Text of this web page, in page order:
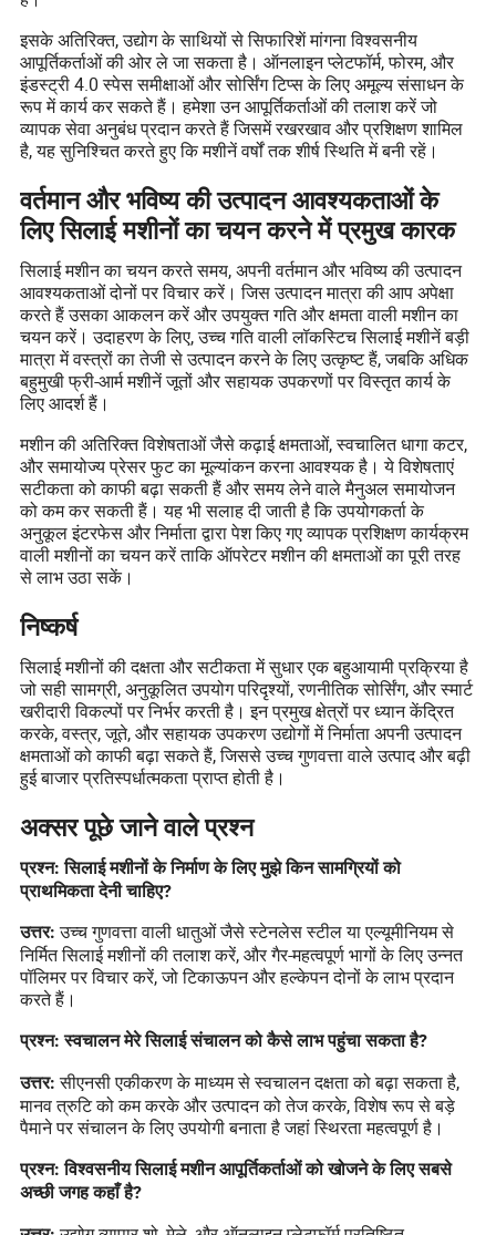
इसके अतिरिक्त, उद्योग के साथियों से सिफारिशें मांगना विश्वसनीय
आपूर्तिकर्ताओं की ओर ले जा सकता है। ऑनलाइन प्लेटफॉर्म, फोरम, और
इंडस्ट्री 4.0 स्पेस समीक्षाओं और सोर्सिंग टिप्स के लिए अमूल्य संसाधन के
रूप में कार्य कर सकते हैं। हमेशा उन आपूर्तिकर्ताओं की तलाश करें जो
व्यापक सेवा अनुबंध प्रदान करते हैं जिसमें रखरखाव और प्रशिक्षण शामिल
है, यह सुनिश्चित करते हुए कि मशीनें वर्षों तक शीर्ष स्थिति में बनी रहें।
वर्तमान और भविष्य की उत्पादन आवश्यकताओं के
लिए सिलाई मशीनों का चयन करने में प्रमुख कारक
सिलाई मशीन का चयन करते समय, अपनी वर्तमान और भविष्य की उत्पादन
आवश्यकताओं दोनों पर विचार करें। जिस उत्पादन मात्रा की आप अपेक्षा
करते हैं उसका आकलन करें और उपयुक्त गति और क्षमता वाली मशीन का
चयन करें। उदाहरण के लिए, उच्च गति वाली लॉकस्टिच सिलाई मशीनें बड़ी
मात्रा में वस्त्रों का तेजी से उत्पादन करने के लिए उत्कृष्ट हैं, जबकि अधिक
बहुमुखी फ्री-आर्म मशीनें जूतों और सहायक उपकरणों पर विस्तृत कार्य के
लिए आदर्श हैं।
मशीन की अतिरिक्त विशेषताओं जैसे कढ़ाई क्षमताओं, स्वचालित धागा कटर,
और समायोज्य प्रेसर फुट का मूल्यांकन करना आवश्यक है। ये विशेषताएं
सटीकता को काफी बढ़ा सकती हैं और समय लेने वाले मैनुअल समायोजन
को कम कर सकती हैं। यह भी सलाह दी जाती है कि उपयोगकर्ता के
अनुकूल इंटरफेस और निर्माता द्वारा पेश किए गए व्यापक प्रशिक्षण कार्यक्रम
वाली मशीनों का चयन करें ताकि ऑपरेटर मशीन की क्षमताओं का पूरी तरह
से लाभ उठा सकें।
निष्कर्ष
सिलाई मशीनों की दक्षता और सटीकता में सुधार एक बहुआयामी प्रक्रिया है
जो सही सामग्री, अनुकूलित उपयोग परिदृश्यों, रणनीतिक सोर्सिंग, और स्मार्ट
खरीदारी विकल्पों पर निर्भर करती है। इन प्रमुख क्षेत्रों पर ध्यान केंद्रित
करके, वस्त्र, जूते, और सहायक उपकरण उद्योगों में निर्माता अपनी उत्पादन
क्षमताओं को काफी बढ़ा सकते हैं, जिससे उच्च गुणवत्ता वाले उत्पाद और बढ़ी
हुई बाजार प्रतिस्पर्धात्मकता प्राप्त होती है।
अक्सर पूछे जाने वाले प्रश्न
प्रश्न: सिलाई मशीनों के निर्माण के लिए मुझे किन सामग्रियों को
प्राथमिकता देनी चाहिए?
उत्तर: उच्च गुणवत्ता वाली धातुओं जैसे स्टेनलेस स्टील या एल्यूमीनियम से
निर्मित सिलाई मशीनों की तलाश करें, और गैर-महत्वपूर्ण भागों के लिए उन्नत
पॉलिमर पर विचार करें, जो टिकाऊपन और हल्केपन दोनों के लाभ प्रदान
करते हैं।
प्रश्न: स्वचालन मेरे सिलाई संचालन को कैसे लाभ पहुंचा सकता है?
उत्तर: सीएनसी एकीकरण के माध्यम से स्वचालन दक्षता को बढ़ा सकता है,
मानव त्रुटि को कम करके और उत्पादन को तेज करके, विशेष रूप से बड़े
पैमाने पर संचालन के लिए उपयोगी बनाता है जहां स्थिरता महत्वपूर्ण है।
प्रश्न: विश्वसनीय सिलाई मशीन आपूर्तिकर्ताओं को खोजने के लिए सबसे
अच्छी जगह कहाँ है?